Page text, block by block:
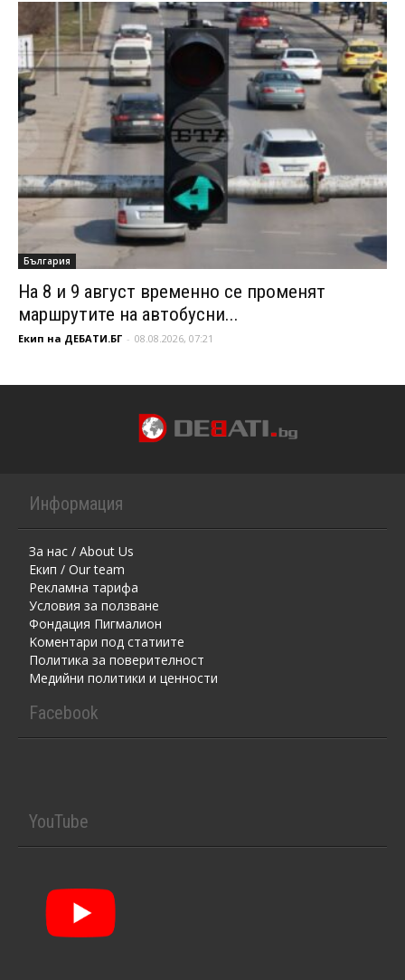
България
На 8 и 9 август временно се променят
маршрутите на автобусни...
Екип на ДЕБАТИ.БГ - 08.08.2026, 07:21
Информация
За нас / About Us
Екип / Our team
Рекламна тарифа
Условия за ползване
Фондация Пигмалион
Kоментaри под статиите
Политика за поверителност
Медийни политики и ценности
Facebook
YouTube